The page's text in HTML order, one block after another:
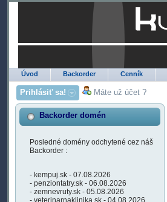
Úvod Backorder Cenník
Prihlásiť sa! Máte už účet ?
Backorder domén
Posledné domény odchytené cez náš
Backorder :
- kempuj.sk - 07.08.2026
- penziontatry.sk - 06.08.2026
- zemnevruty.sk - 05.08.2026
- veterinarnaklinika.sk - 04.08.2026